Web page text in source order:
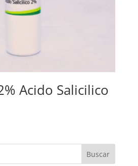
Acido Salicilico
Buscar